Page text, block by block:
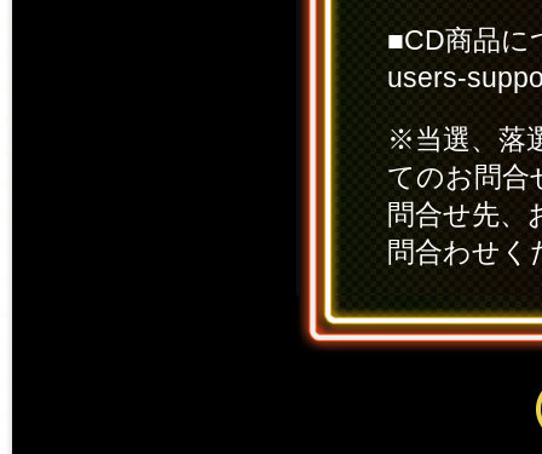
■CD商品に
users-
※当選、落
てのお問合
問合せ先、
問合わせく